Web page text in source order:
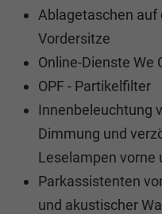
Ablagetaschen auf
Vordersitze
Online-Dienste We
OPF - Partikelfilter
Innenbeleuchtung
Dimmung und
Leselampen vorne
Parkassistenten
und akustischer